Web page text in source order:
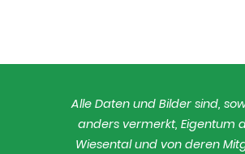
Alle Daten und Bilder sind,
anders vermerkt, Eigentum
Wiesental und von deren